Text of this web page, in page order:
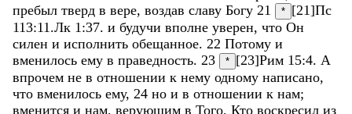
пребыл тверд в вере, воздав славу Богу 21 * [21]Пс
113:11 .Лк 1:37. и будучи вполне уверен, что Он
силен и исполнить обещанное. 22 Потому и
вменилось ему в праведность. 23 * [23]Рим 15:4. А
впрочем не в отношении к нему одному написано,
что вменилось ему, 24 но и в отношении к нам;
вменится и нам, верующим в Того, Кто воскресил из